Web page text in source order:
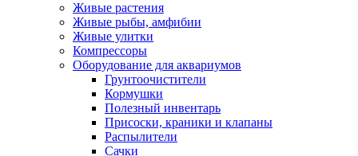
Живые растения
Живые рыбы, амфибии
Живые улитки
Компрессоры
Оборудование для аквариумов
Грунтоочистители
Кормушки
Полезный инвентарь
Присоски, краники и клапаны
Распылители
Сачки